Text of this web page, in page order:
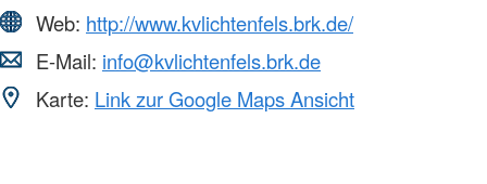
Web: http://www.kvlichtenfels.brk.de/
E-Mail: info@kvlichtenfels.brk.de
Karte: Link zur Google Maps Ansicht